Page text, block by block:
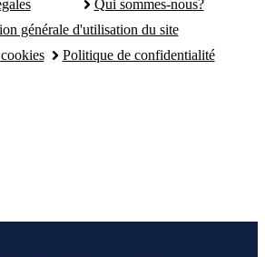
Qui sommes-nous?
générale d'utilisation du site
Politique de confidentialité